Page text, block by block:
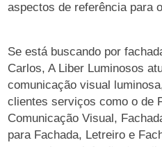
aspectos de referência para
Se está buscando por
Carlos, A Liber Luminosos
comunicação visual
clientes serviços como o de
Comunicação Visual,
para Fachada, Letreiro e